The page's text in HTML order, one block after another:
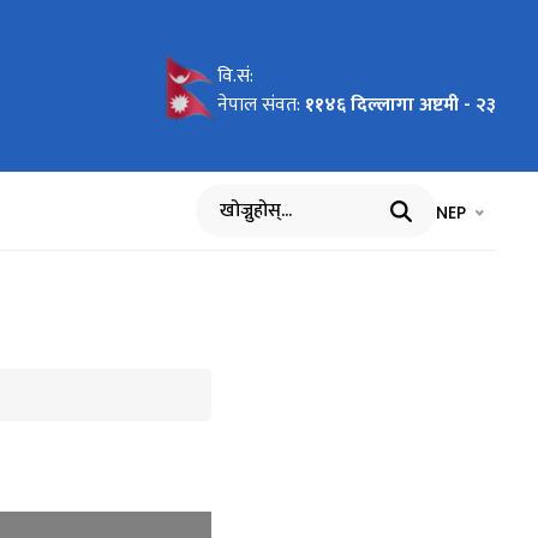
आदेशहरुको
र
मसौदामा
वि.सं:
नेपाल संवत: ११४६ दिल्लागा अष्टमी - २३
खोज्नुहोस् भाषा चयन
NEP